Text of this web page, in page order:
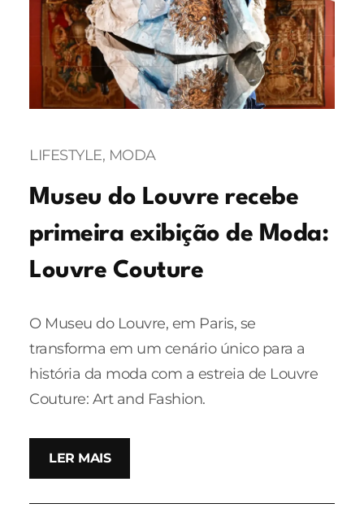
LIFESTYLE, MODA
Museu do Louvre recebe
primeira exibição de Moda:
Louvre Couture
O Museu do Louvre, em Paris, se
transforma em um cenário único para a
história da moda com a estreia de Louvre
Couture: Art and Fashion.
LER MAIS